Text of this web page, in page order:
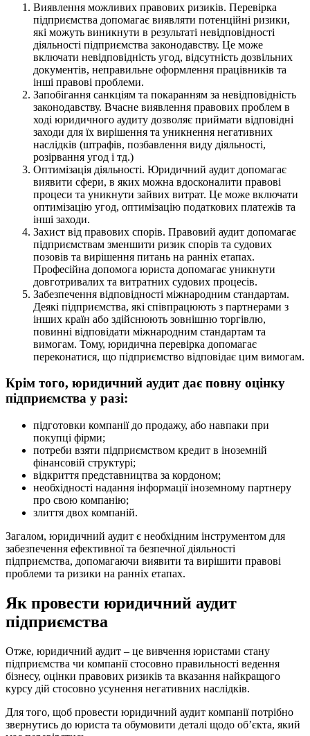
Виявлення можливих правових ризиків. Перевірка
підприємства допомагає виявляти потенційні ризики,
які можуть виникнути в результаті невідповідності
діяльності підприємства законодавству. Це може
включати невідповідність угод, відсутність дозвільних
документів, неправильне оформлення працівників та
інші правові проблеми.
Запобігання санкціям та покаранням за невідповідність
законодавству. Вчасне виявлення правових проблем в
ході юридичного аудиту дозволяє приймати відповідні
заходи для їх вирішення та уникнення негативних
наслідків (штрафів, позбавлення виду діяльності,
розірвання угод і тд.)
Оптимізація діяльності. Юридичний аудит допомагає
виявити сфери, в яких можна вдосконалити правові
процеси та уникнути зайвих витрат. Це може включати
оптимізацію угод, оптимізацію податкових платежів та
інші заходи.
Захист від правових спорів. Правовий аудит допомагає
підприємствам зменшити ризик спорів та судових
позовів та вирішення питань на ранніх етапах.
Професійна допомога юриста допомагає уникнути
довготривалих та витратних судових процесів.
Забезпечення відповідності міжнародним стандартам.
Деякі підприємства, які співпрацюють з партнерами з
інших країн або здійснюють зовнішню торгівлю,
повинні відповідати міжнародним стандартам та
вимогам. Тому, юридична перевірка допомагає
переконатися, що підприємство відповідає цим вимогам.
Крім того, юридичний аудит дає повну оцінку
підприємства у разі:
підготовки компанії до продажу, або навпаки при
покупці фірми;
потреби взяти підприємством кредит в іноземній
фінансовій структурі;
відкриття представництва за кордоном;
необхідності надання інформації іноземному партнеру
про свою компанію;
злиття двох компаній.
Загалом, юридичний аудит є необхідним інструментом для
забезпечення ефективної та безпечної діяльності
підприємства, допомагаючи виявити та вирішити правові
проблеми та ризики на ранніх етапах.
Як провести юридичний аудит
підприємства
Отже, юридичний аудит – це вивчення юристами стану
підприємства чи компанії стосовно правильності ведення
бізнесу, оцінки правових ризиків та вказання найкращого
курсу дій стосовно усунення негативних наслідків.
Для того, щоб провести юридичний аудит компанії потрібно
звернутись до юриста та обумовити деталі щодо об’єкта, який